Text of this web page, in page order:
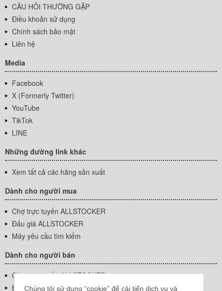
Chúng tôi sử dụng “cookie” để cải tiến dịch vụ và
CÂU HỎI THƯỜNG GẶP
Điều khoản sử dụng
Chính sách bảo mật
Liên hệ
Media
Facebook
X (Formerly Twitter)
YouTube
TikTok
LINE
Những đường link khác
Xem tất cả các hãng sản xuất
Dành cho người mua
Chợ trực tuyến ALLSTOCKER
Đấu giá ALLSTOCKER
Máy yêu cầu tìm kiếm
Dành cho người bán
Chợ trực tuyến ALLSTOCKER
Đấu giá ALLSTOCKER